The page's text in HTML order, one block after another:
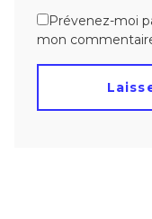
Prévenez-moi
mon